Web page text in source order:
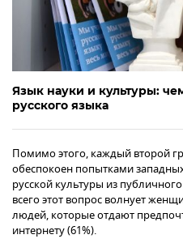
Язык науки и культуры:
русского языка
Помимо этого, каждый второй
обеспокоен попытками
русской культуры из
всего этот вопрос волнует
людей, которые отдают
интернету (61%).